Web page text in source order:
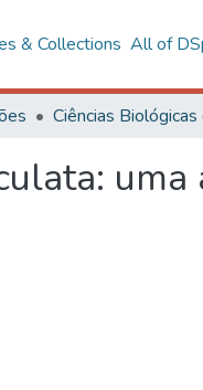
& Collections All of